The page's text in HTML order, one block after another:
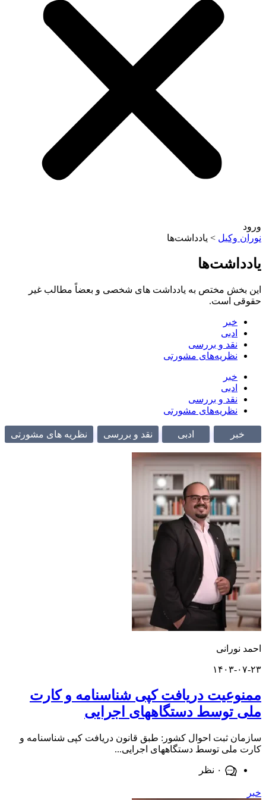
وکیل>یادداشت‌ها
مختص به یادداشت های شخصی و بعضاً مطالب غیر
است.
نقد و بررسی
نظریه‌های مشورتی
نقد و بررسی
نظریه‌های مشورتی
نقد و بررسی نظریه های مشورتی
۲۳
دریافت کپی شناسنامه و کارت
توسط دستگاههای اجرایی
ثبت احوال کشور: طبق قانون دریافت کپی شناسنامه و
توسط دستگاههای اجرایی...
۰ نظر